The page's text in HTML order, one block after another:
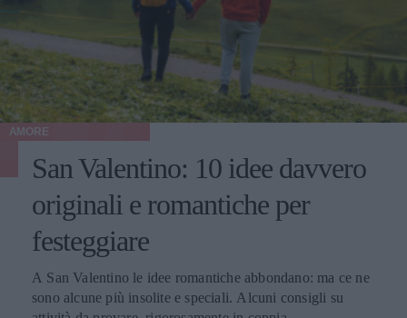
AMORE
San Valentino: 10 idee davvero
originali e romantiche per
festeggiare
A San Valentino le idee romantiche abbondano: ma ce ne
sono alcune più insolite e speciali. Alcuni consigli su